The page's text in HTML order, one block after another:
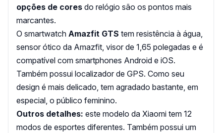
opções de cores do relógio são os pontos mais
marcantes.
O smartwatch Amazfit GTS tem resistência à água,
sensor ótico da Amazfit, visor de 1,65 polegadas e é
compatível com smartphones Android e iOS.
Também possui localizador de GPS. Como seu
design é mais delicado, tem agradado bastante, em
especial, o público feminino.
Outros detalhes: este modelo da Xiaomi tem 12
modos de esportes diferentes. Também possui um